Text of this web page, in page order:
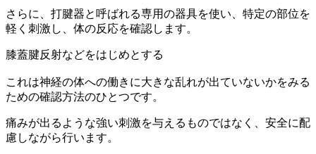
さらに、打腱器と呼ばれる専用の器具を使い、特定の部位を
軽く刺激し、体の反応を確認します。
膝蓋腱反射などをはじめとする
これは神経の体への働きに大きな乱れが出ていないかをみる
ための確認方法のひとつです。
痛みが出るような強い刺激を与えるものではなく、安全に配
慮しながら行います。